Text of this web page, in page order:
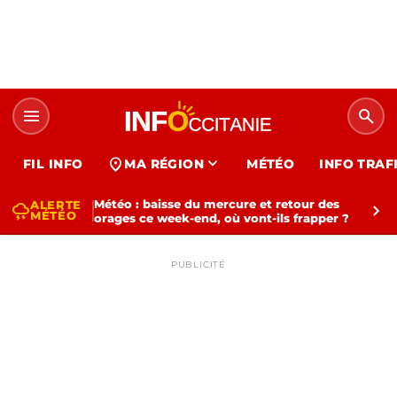
menu search
FIL INFO location_on MA RÉGION expand_more MÉTÉO INFO
thunderstormALERTE
MÉTÉO
Météo : baisse du mercure et retour des
orages ce week-end, où vont-ils frapper ?
chevron_right
PUBLICITÉ